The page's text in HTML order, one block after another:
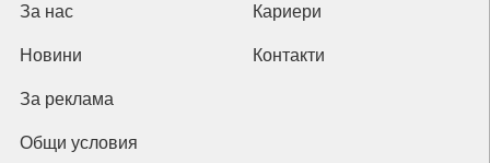
За нас Кариери
Новини Контакти
За реклама
Общи условия